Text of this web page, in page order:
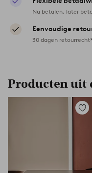
Nu betalen, later
Eenvoudige
30 dagen
Producten uit